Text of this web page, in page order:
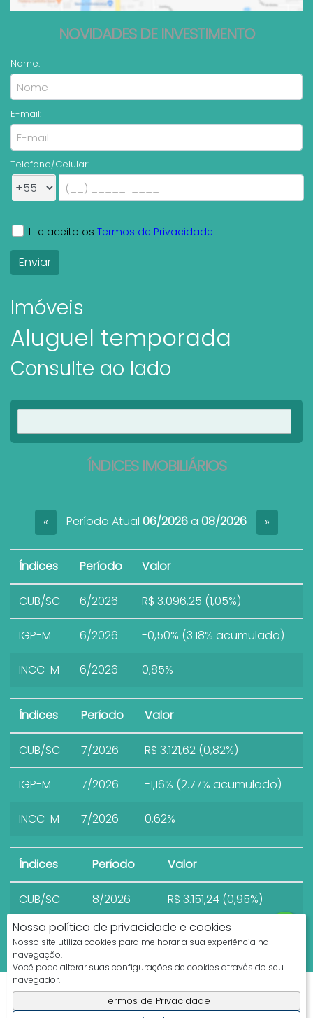
Nossa política de privacidade e cookies
Nosso site utiliza cookies para melhorar a sua experiência na
navegação.
Você pode alterar suas configurações de cookies através do seu
navegador.
Termos de Privacidade
NOVIDADES DE INVESTIMENTO
Nome:
E-mail:
Telefone/Celular:
Li e aceito os Termos de Privacidade
Imóveis
Aluguel temporada
Consulte ao lado
ÍNDICES IMOBILIÁRIOS
« Período Atual 06/2026a 08/2026 »
Índices Período Valor
CUB/SC 6/2026 R$ 3.096,25 (1,05%)
IGP-M 6/2026 -0,50% (3.18% acumulado)
INCC-M 6/2026 0,85%
Índices Período Valor
CUB/SC 7/2026 R$ 3.121,62 (0,82%)
IGP-M 7/2026 -1,16% (2.77% acumulado)
INCC-M 7/2026 0,62%
Índices Período Valor
CUB/SC 8/2026 R$ 3.151,24 (0,95%)
Apresenta.me ~ Plataforma Imobiliária
Copyright © 2026 ~ 0.0000s